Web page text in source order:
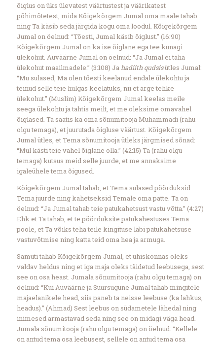
õiglus on üks ülevatest väärtustest ja väärikatest
põhimõtetest, mida Kõigekõrgem Jumal oma maale tahab
ning Ta käsib seda järgida kogu oma loodul. Kõigekõrgem
Jumal on öelnud: “Tõesti, Jumal käsib õiglust.” (16:90)
Kõigekõrgem Jumal on ka ise õiglane ega tee kunagi
ülekohut. Auväärne Jumal on öelnud: “Ja Jumal ei taha
ülekohut maailmadele.” (3:108) Jahadiith qudsisütles Jumal:
“Mu sulased, Ma olen tõesti keelanud endale ülekohtu ja
teinud selle teie hulgas keelatuks, nii et ärge tehke
ülekohut.” (Muslim) Kõigekõrgem Jumal keelas meile
seega ülekohtu ja tahtis meilt, et me oleksime omavahel
õiglased. Ta saatis ka oma sõnumitooja Muhammadi (rahu
olgu temaga), et juurutada õigluse väärtust. Kõigekõrgem
Jumal ütles, et Tema sõnumitooja ütleks järgmised sõnad:
“Mul kästi teie vahel õiglane olla.” (42:15) Ta (rahu olgu
temaga) kutsus meid selle juurde, et me annaksime
igaleühele tema õigused.
Kõigekõrgem Jumal tahab, et Tema sulased pöörduksid
Tema juurde ning kahetseksid Temale oma patte. Ta on
öelnud: “Ja Jumal tahab teie patukahetsust vastu võtta.” (4:27)
Ehk et Ta tahab, et te pöörduksite patukahestuses Tema
poole, et Ta võiks teha teile kingituse läbi patukahetsuse
vastuvõtmise ning katta teid oma hea ja armuga.
Samuti tahab Kõigekõrgem Jumal, et ühiskonnas oleks
valdav heldus ning et iga maja oleks täidetud leebusega, sest
see on osa heast. Jumala sõnumitooja (rahu olgu temaga) on
öelnud: “Kui Auväärne ja Suursugune Jumal tahab mingitele
majaelanikele head, siis paneb ta neisse leebuse (ka lahkus,
headus).” (Ahmad) Sest leebus on südametele lähedal ning
inimesed armastavad seda ning see on midagi väga head.
Jumala sõnumitooja (rahu olgu temaga) on öelnud: “Kellele
on antud tema osa leebusest, sellele on antud tema osa